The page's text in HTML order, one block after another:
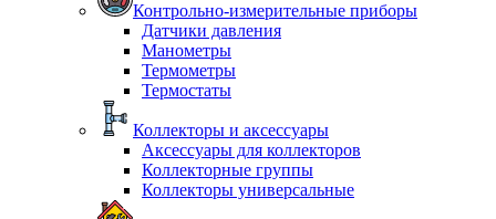
Контрольно-измерительные приборы
Датчики давления
Манометры
Термометры
Термостаты
Коллекторы и аксессуары
Аксессуары для коллекторов
Коллекторные группы
Коллекторы универсальные